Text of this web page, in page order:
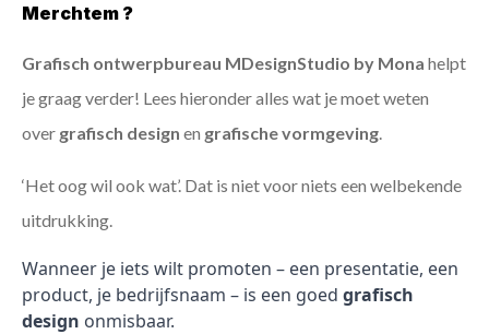
Merchtem ?
Grafisch ontwerpbureau MDesignStudio by Mona helpt
je graag verder! Lees hieronder alles wat je moet weten
over grafisch design en grafische vormgeving
‘Het oog wil ook wat’. Dat is niet voor niets een welbekende
uitdrukking.
Wanneer je iets wilt promoten – een presentatie, een
product, je bedrijfsnaam – is een goed grafisch
design onmisbaar.